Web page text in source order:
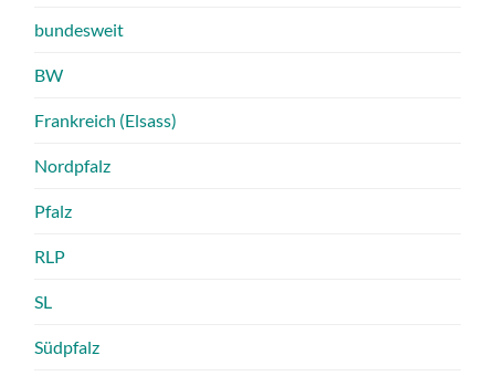
bundesweit
BW
Frankreich (Elsass)
Nordpfalz
Pfalz
RLP
SL
Südpfalz